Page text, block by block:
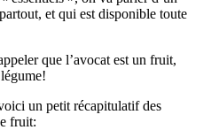
et qui est disponible toute
que l’avocat est un fruit,
un petit récapitulatif des
fruit: